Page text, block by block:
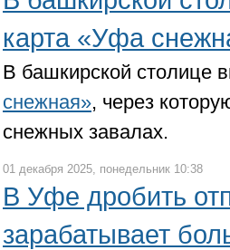
карта «Уфа
В башкирской столице
снежная», через
снежных завалах.
01 декабря 2025, понедельник 10:38
В Уфе дробить
зарабатывает